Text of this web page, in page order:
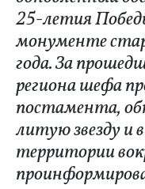
25-летия
монументе
года. За
региона шефа
постамента,
литую звезду и
территории